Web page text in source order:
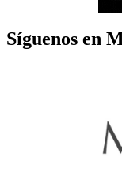
Síguenos en